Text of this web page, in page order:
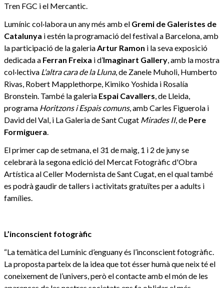
Tren FGC i el Mercantic.
Lumínic col·labora un any més amb el Gremi de Galeristes de
Catalunya i estén la programació del festival a Barcelona, amb
la participació de la galeria Artur Ramon i la seva exposició
dedicada a Ferran Freixa i d’Imaginart Gallery , amb la mostra
col·lectiva L'altra cara de la Lluna, de Zanele Muholi, Humberto
Rivas, Robert Mapplethorpe, Kimiko Yoshida i Rosalía
Bronstein. També la galeria Espai Cavallers , de Lleida,
programa Horitzons i Espais comuns, amb Carles Figuerola i
David del Val, i La Galeria de Sant Cugat Mirades II, de Pere
Formiguera
El primer cap de setmana, el 31 de maig, 1 i 2 de juny se
celebrarà la segona edició del Mercat Fotogràfic d'Obra
Artística al Celler Modernista de Sant Cugat, en el qual també
es podrà gaudir de tallers i activitats gratuïtes per a adults i
famílies.
L’inconscient fotogràfic
“La temàtica del Lumínic d’enguany és l’inconscient fotogràfic.
La proposta parteix de la idea que tot ésser humà que neix té el
coneixement de l’univers, però el contacte amb el món de les